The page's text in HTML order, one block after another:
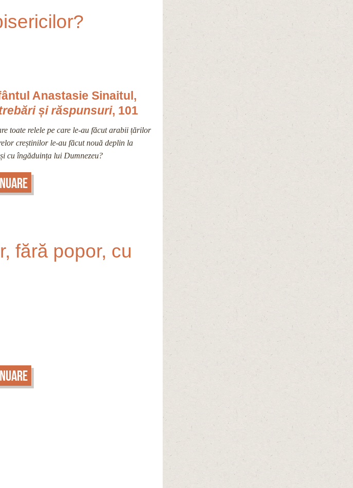
Anastasie Sinaitul,
și răspunsuri, 101
relele pe care le-au făcut arabii țărilor
creștinilor le-au făcut nouă deplin la
cu îngăduința lui Dumnezeu?
fără popor, cu